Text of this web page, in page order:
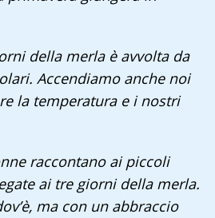
della merla è avvolta da
Accendiamo anche noi
la temperatura e i nostri
raccontano ai piccoli
ai tre giorni della merla.
ma con un abbraccio